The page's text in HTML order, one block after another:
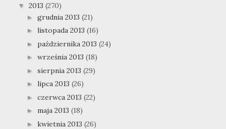
▼ 2013 (270)
► grudnia 2013 (21)
► listopada 2013 (16)
► października 2013 (24)
► września 2013 (18)
► sierpnia 2013 (29)
► lipca 2013 (26)
► czerwca 2013 (22)
► maja 2013 (18)
► kwietnia 2013 (26)